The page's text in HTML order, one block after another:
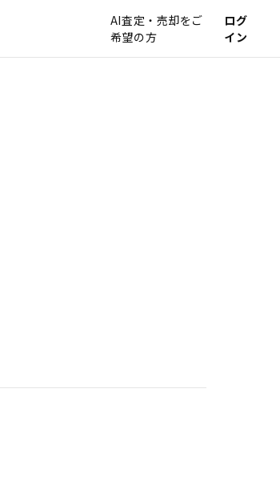
AI査定・売却をご
希望の方
ログ
イン